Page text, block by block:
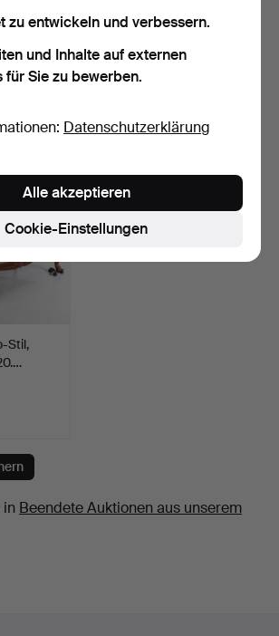
Form, Swedish Modern, 1…
7 Tage
Stil,
in Beendete Auktionen aus unserem
zu entwickeln und verbessern.
und Inhalte auf externen
für Sie zu bewerben.
Datenschutzerklärung
Cookie-Einstellungen
Alle akzeptieren